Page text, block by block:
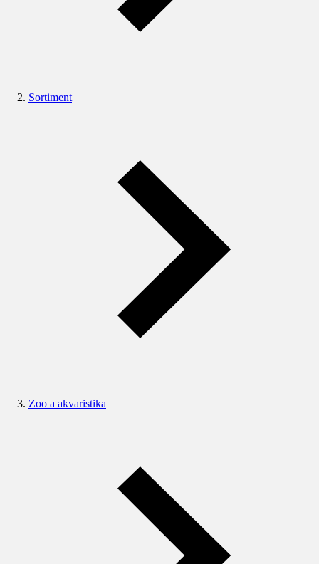
Sortiment
Zoo a akvaristika